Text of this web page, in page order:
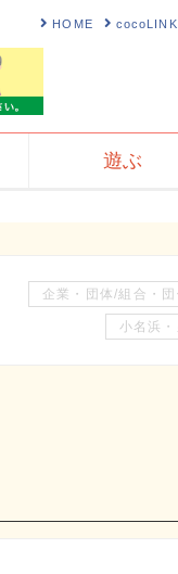
cocoLINK
HOME
遊ぶ
企業・団体/組合・
小名浜